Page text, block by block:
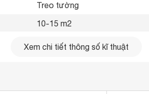
Treo tường
10-15 m2
9040 Btu
Xem chi tiết thông số kĩ thuật